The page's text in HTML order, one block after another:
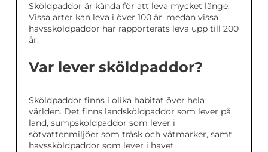
Sköldpaddor är kända för att leva mycket länge.
Vissa arter kan leva i över 100 år, medan vissa
havssköldpaddor har rapporterats leva upp till 200
år.
Var lever sköldpaddor?
Sköldpaddor finns i olika habitat över hela
världen. Det finns landsköldpaddor som lever på
land, sumpsköldpaddor som lever i
sötvattenmiljöer som träsk och våtmarker, samt
havssköldpaddor som lever i havet.